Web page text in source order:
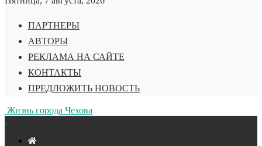
ПАРТНЕРЫ
АВТОРЫ
РЕКЛАМА НА САЙТЕ
КОНТАКТЫ
ПРЕДЛОЖИТЬ НОВОСТЬ
Жизнь города Чехова